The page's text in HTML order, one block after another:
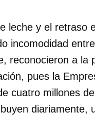
leche y el retraso
incomodidad
reconocieron a la
pues la
cuatro millones
diariamente,